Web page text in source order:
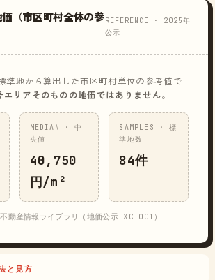
（市区町村全体の参REFERENCE · 2025年
公示
準地から算出した市区町村単位の参考値で
エリアそのものの地価ではありません。
MEDIAN · 中
央値
40,750
円/m²
SAMPLES · 標
準地数
84件
産情報ライブラリ（地価公示 XCT001）
と見方